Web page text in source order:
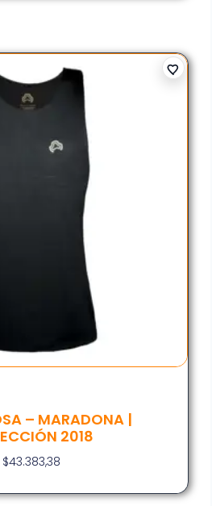
– MARADONA |
2018
$43.383,38